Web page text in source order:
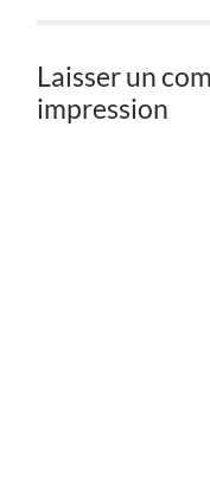
Laisser un
impression